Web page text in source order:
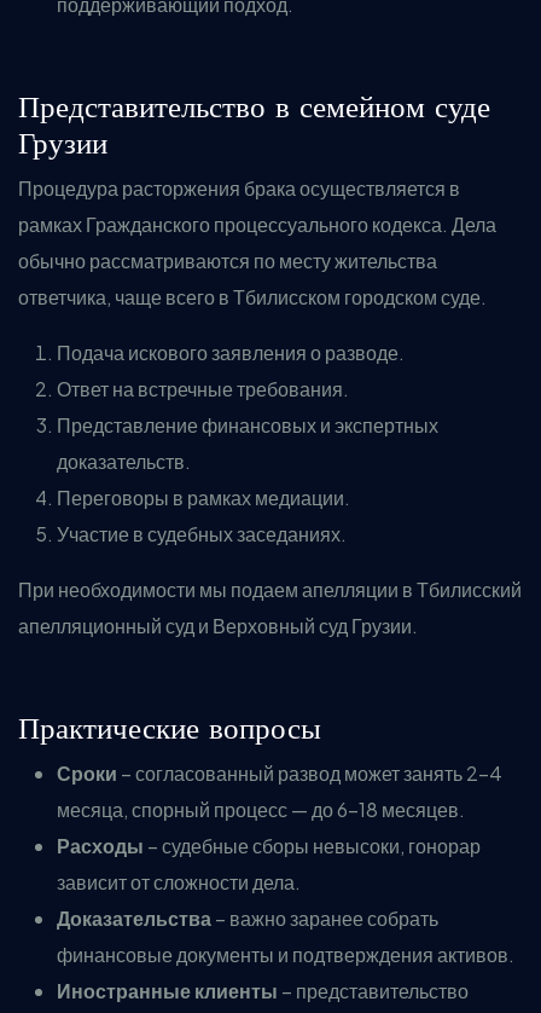
Представительство в семейном суде
Грузии
Процедура расторжения брака осуществляется в
рамках Гражданского процессуального кодекса. Дела
обычно рассматриваются по месту жительства
ответчика, чаще всего в Тбилисском городском суде.
Подача искового заявления о разводе.
Ответ на встречные требования.
Представление финансовых и экспертных
доказательств.
Переговоры в рамках медиации.
Участие в судебных заседаниях.
При необходимости мы подаем апелляции в Тбилисский
апелляционный суд и Верховный суд Грузии.
Практические вопросы
Сроки – согласованный развод может занять 2–4
месяца, спорный процесс — до 6–18 месяцев.
Расходы – судебные сборы невысоки, гонорар
зависит от сложности дела.
Доказательства– важно заранее собрать
финансовые документы и подтверждения активов.
Иностранные клиенты – представительство